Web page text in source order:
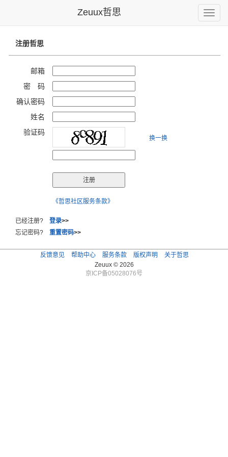
Toggle
Zeuux哲思
注册哲思
邮箱
密 码
确认密码
姓名
验证码
换一换
《哲思社区服务条款》
已经注册? 登录>>
忘记密码? 重置密码>>
反馈意见 帮助中心 服务条款 版权声明
关于哲思
Zeuux © 2026
京ICP备05028076号